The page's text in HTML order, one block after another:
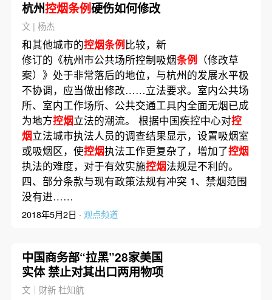
杭州控烟条例硬伤如何修改
文 | 杨杰
和其他城市的控烟条例比较，新
修订的《杭州市公共场所控制吸烟条例 （修改草
案）》处于非常落后的地位，与杭州的发展水平极
不协调，应当做出修改……立法要求。室内公共场
所、室内工作场所、公共交通工具内全面无烟已成
为地方控烟立法的潮流。 根据中国疾控中心对控
烟立法城市执法人员的调查结果显示，设置吸烟室
或吸烟区，使控烟执法工作更复杂了，增加了控烟
执法的难度，对于有效实施控烟法规是不利的。
四、部分条款与现有政策法规有冲突 1、禁烟范围
没有进……
2018年5月2日 · 观点频道
中国商务部“拉黑”28家美国
实体 禁止对其出口两用物项
文｜财新 杜知航